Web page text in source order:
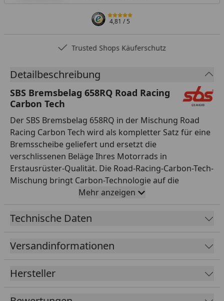
4,81/ 5
Trusted Shops Käuferschutz
Detailbeschreibung
SBS Bremsbelag 658RQ Road Racing
Carbon Tech
Der SBS Bremsbelag 658RQ in der Mischung Road
Racing Carbon Tech wird als kompletter Satz für eine
Bremsscheibe geliefert und ersetzt die
verschlissenen Beläge Ihres Motorrads in
Erstausrüster-Qualität. Die Road-Racing-Carbon-Tech-
Mischung bringt Carbon-Technologie auf die
Rennstrecke: sofortiger Grip ohne Aufwärmrunde,
exzellente Dosierbarkeit am Bremspunkt und
minimales Fading selbst bei härtester
und Rennen. Alle SBS Bremsbeläge werden asbestfrei
gefertigt, durchlaufen eine strenge
Bremsanlage abgestimmt – für passgenaue Montage
ohne Nacharbeit. SBS aus Dänemark entwickelt und
Mehr anzeigen
Technische Daten
Versandinformationen
Hersteller